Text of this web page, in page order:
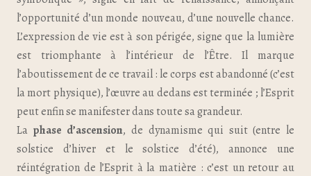
l’opportunité d’un monde nouveau, d’une nouvelle chance.
L’expression de vie est à son périgée, signe que la lumière
est triomphante à l’intérieur de l’Être. Il
marque
l’aboutissement de ce travail : le corps est abandonné (c’est
la mort physique), l’œuvre au dedans est terminée ; l’Esprit
peut enfin se manifester dans toute sa grandeur.
La phase d’ascension, de dynamisme qui suit (entre le
solstice d’hiver et le solstice d’été), annonce une
réintégration de l’Esprit à la matière : c’est un retour au